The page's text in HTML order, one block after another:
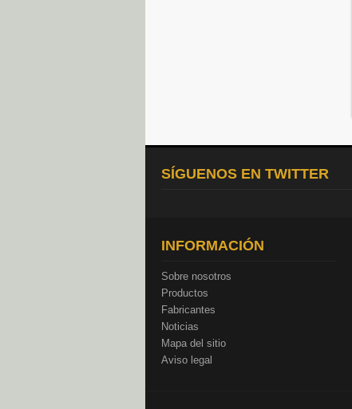
SÍGUENOS EN TWITTER
INFORMACIÓN
Sobre nosotros
Productos
Fabricantes
Noticias
Mapa del sitio
Aviso legal